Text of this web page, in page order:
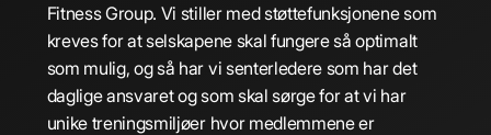
XT Lyngdal
Åneveien 6, 4580
Lyngdal
Fitness Group. Vi stiller med støttefunksjonene som
kreves for at selskapene skal fungere så optimalt
som mulig, og så har vi senterledere som har det
daglige ansvaret og som skal sørge for at vi har
unike treningsmiljøer hvor medlemmene er